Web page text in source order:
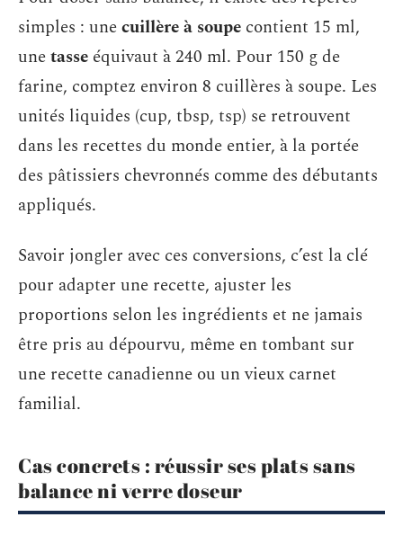
simples : unecuillère à soupe contient 15 ml,
unetasse équivaut à 240 ml. Pour 150 g de
farine, comptez environ 8 cuillères à soupe. Les
unités liquides (cup, tbsp, tsp) se retrouvent
dans les recettes du monde entier, à la portée
des pâtissiers chevronnés comme des débutants
appliqués.
Savoir jongler avec ces conversions, c’est la clé
pour adapter une recette, ajuster les
proportions selon les ingrédients et ne jamais
être pris au dépourvu, même en tombant sur
une recette canadienne ou un vieux carnet
familial.
Cas concrets : réussir ses plats sans
balance ni verre doseur